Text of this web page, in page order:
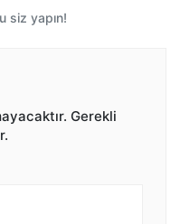
siz yapın!
Gerekli